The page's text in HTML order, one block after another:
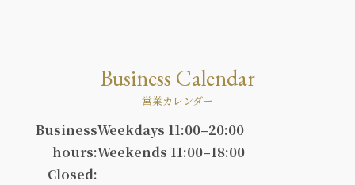
Business Calendar
営業カレンダー
Business
hours:
Weekdays 11:00–20:00
Weekends 11:00–18:00
Closed: